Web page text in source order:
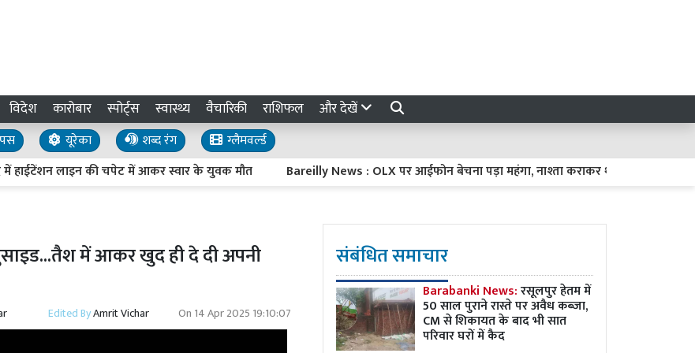
विदेश कारोबार स्पोर्ट्स स्वास्थ्य वैचारिकी राशिफल और देखें
यूरेका शब्द रंग
ग्लैमवर्ल्ड
लाइन की चपेट में आकर स्वार के युवक मौत Bareilly News : OLX पर आईफोन बेचना पड़ा महंगा, नाश्ता कराकर थार सवार ठग फोन लेकर
में आकर खुद ही दे दी अपनी
Edited ByAmrit Vichar On 14 Apr 2025 19:10:07
संबंधित समाचार
Barabanki News:रसूलपुर हेतम में
50 साल पुराने रास्ते पर अवैध कब्ज़ा,
CM से शिकायत के बाद भी सात
परिवार घरों में कैद